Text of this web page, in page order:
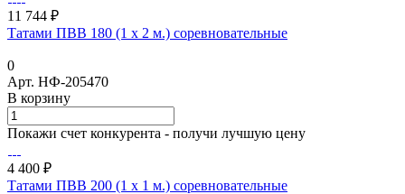
11 744 ₽
Татами ПВВ 180 (1 х 2 м.) соревновательные
0
Арт. НФ-205470
В корзину
Покажи счет конкурента - получи лучшую цену
4 400 ₽
Татами ПВВ 200 (1 х 1 м.) соревновательные